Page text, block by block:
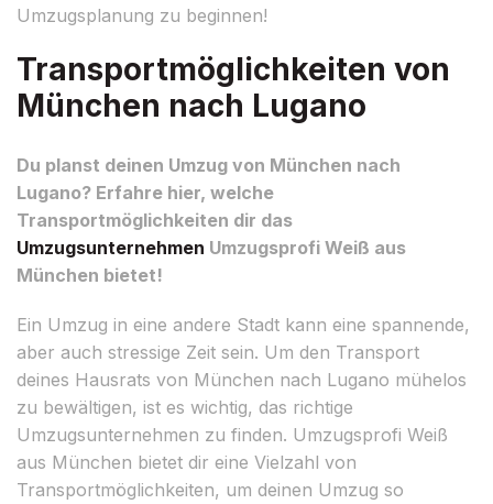
Umzugsplanung zu beginnen!
Transportmöglichkeiten von
München nach Lugano
Du planst deinen Umzug von München nach
Lugano? Erfahre hier, welche
Transportmöglichkeiten dir das
Umzugsunternehmen Umzugsprofi Weiß aus
München bietet!
Ein Umzug in eine andere Stadt kann eine spannende,
aber auch stressige Zeit sein. Um den Transport
deines Hausrats von München nach Lugano mühelos
zu bewältigen, ist es wichtig, das richtige
Umzugsunternehmen zu finden. Umzugsprofi Weiß
aus München bietet dir eine Vielzahl von
Transportmöglichkeiten, um deinen Umzug so